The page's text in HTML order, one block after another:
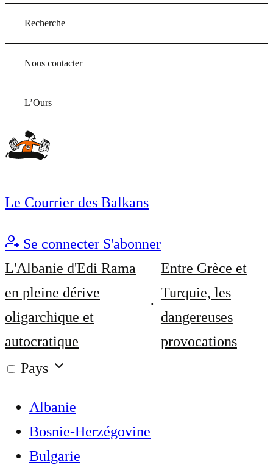
Recherche
Nous contacter
L’Ours
Le Courrier des Balkans
Se connecter S'abonner
L'Albanie d'Edi Rama
en pleine dérive
oligarchique et
autocratique
Entre Grèce et
Turquie, les
dangereuses
provocations
Pays
Albanie
Bosnie-Herzégovine
Bulgarie